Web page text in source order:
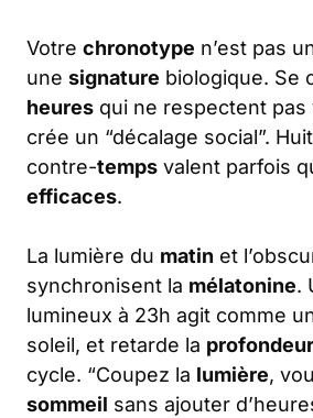
Votre chronotype n’est pas
une signature biologique. Se
heures qui ne respectent pas
crée un “décalage social”.
contre-temps valent parfois
efficaces.
La lumière du matin et
synchronisent la mélatonine.
lumineux à 23h agit comme
soleil, et retarde la profondeur
cycle. “Coupez la lumière,
sommeil sans ajouter